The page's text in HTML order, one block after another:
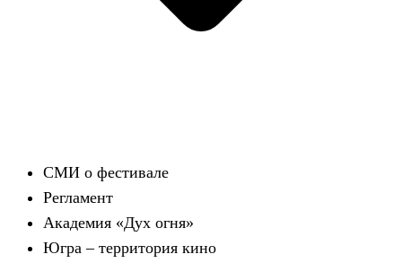
СМИ о фестивале
Регламент
Академия «Дух огня»
Югра – территория кино